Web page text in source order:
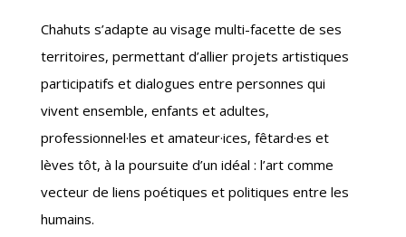
Chahuts s’adapte au visage multi-facette de ses
territoires, permettant d’allier projets artistiques
participatifs et dialogues entre personnes qui
vivent ensemble, enfants et adultes,
professionnel·les et amateur·ices, fêtard·es et
lèves tôt, à la poursuite d’un idéal : l’art comme
vecteur de liens poétiques et politiques entre les
humains.